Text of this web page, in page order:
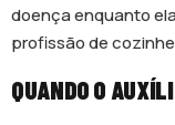
doença enquanto
profissão de
QUANDO O